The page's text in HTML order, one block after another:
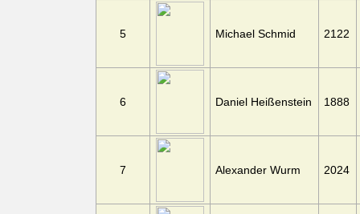
5 Michael Schmid 2122
6 Daniel Heißenstein 1888
7 Alexander Wurm 2024